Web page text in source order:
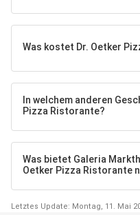
Was kostet Dr. Oetker
In welchem anderen
Pizza Ristorante?
Was bietet Galeria
Oetker Pizza Ristorante
Letztes Update: Montag, 11. Mai